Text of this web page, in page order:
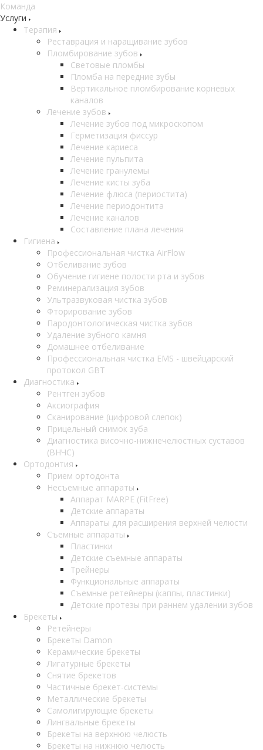
Команда
Услуги
Терапия
Реставрация и наращивание зубов
Пломбирование зубов
Световые пломбы
Пломба на передние зубы
Вертикальное пломбирование корневых
каналов
Лечение зубов
Лечение зубов под микроскопом
Герметизация фиссур
Лечение кариеса
Лечение пульпита
Лечение гранулемы
Лечение кисты зуба
Лечение флюса (периостита)
Лечение периодонтита
Лечение каналов
Составление плана лечения
Гигиена
Профессиональная чистка AirFlow
Отбеливание зубов
Обучение гигиене полости рта и зубов
Реминерализация зубов
Ультразвуковая чистка зубов
Фторирование зубов
Пародонтологическая чистка зубов
Удаление зубного камня
Домашнее отбеливание
Профессиональная чистка EMS - швейцарский
протокол GBT
Диагностика
Рентген зубов
Аксиография
Сканирование (цифровой слепок)
Прицельный снимок зуба
Диагностика височно-нижнечелюстных суставов
(ВНЧС)
Ортодонтия
Прием ортодонта
Несъемные аппараты
Аппарат MARPE (FitFree)
Детские аппараты
Аппараты для расширения верхней челюсти
Съемные аппараты
Пластинки
Детские съемные аппараты
Трейнеры
Функциональные аппараты
Съемные ретейнеры (каппы, пластинки)
Детские протезы при раннем удалении зубов
Брекеты
Ретейнеры
Брекеты Damon
Керамические брекеты
Лигатурные брекеты
Снятие брекетов
Частичные брекет-системы
Металлические брекеты
Самолигирующие брекеты
Лингвальные брекеты
Брекеты на верхнюю челюсть
Брекеты на нижнюю челюсть